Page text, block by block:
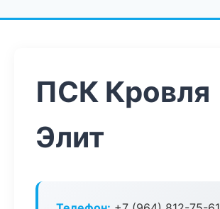
ПСК Кровля
Элит